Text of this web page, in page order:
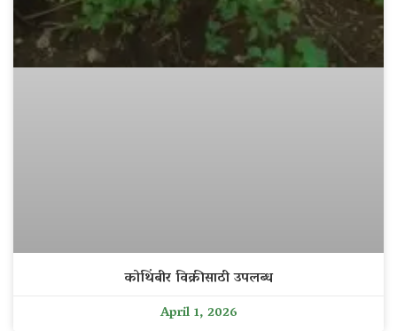
कोथिंबीर विक्रीसाठी उपलब्ध
April 1, 2026